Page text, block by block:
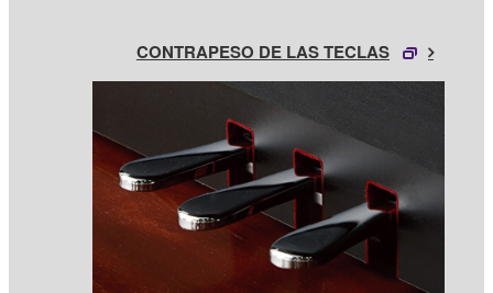
CONTRAPESO DE LAS TECLAS